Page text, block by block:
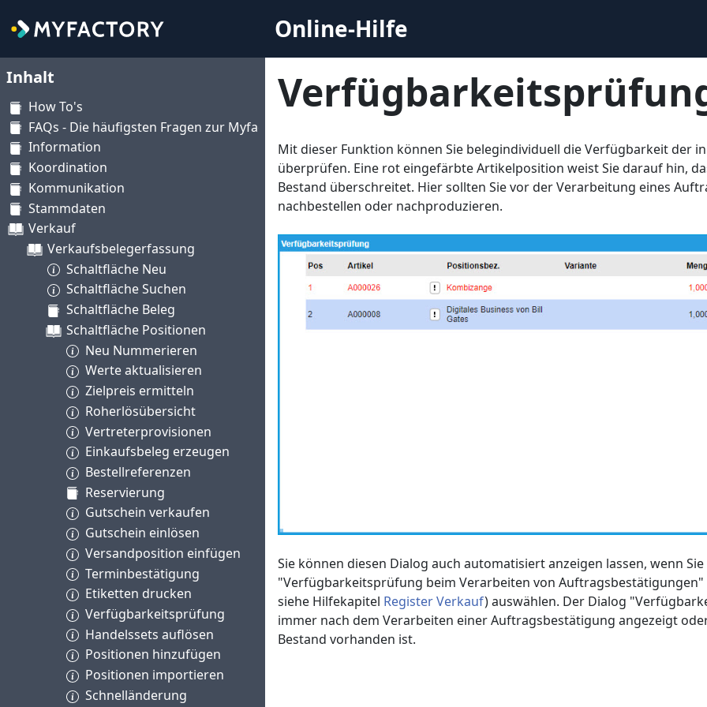
Online-Hilfe
Inhalt
How To's
FAQs - Die häufigsten Fragen zur Myfactory
Information
Koordination
Kommunikation
Stammdaten
Verkauf
Verkaufsbelegerfassung
Schaltfläche Neu
Schaltfläche Suchen
Schaltfläche Beleg
Schaltfläche Positionen
Neu Nummerieren
Werte aktualisieren
Zielpreis ermitteln
Roherlösübersicht
Vertreterprovisionen
Einkaufsbeleg erzeugen
Bestellreferenzen
Reservierung
Gutschein verkaufen
Gutschein einlösen
Versandposition einfügen
Terminbestätigung
Etiketten drucken
Verfügbarkeitsprüfung
Handelssets auflösen
Positionen hinzufügen
Positionen importieren
Schnelländerung
Mit dieser Funktion können Sie belegindividuell die Verfügbarkeit der
überprüfen. Eine rot eingefärbte Artikelposition weist Sie darauf hin,
Bestand überschreitet. Hier sollten Sie vor der Verarbeitung eines
nachbestellen oder nachproduzieren.
Sie können diesen Dialog auch automatisiert anzeigen lassen, wenn
"Verfügbarkeitsprüfung beim Verarbeiten von
siehe Hilfekapitel Register Verkauf) auswählen. Der Dialog
immer nach dem Verarbeiten einer Auftragsbestätigung angezeigt
Bestand vorhanden ist.